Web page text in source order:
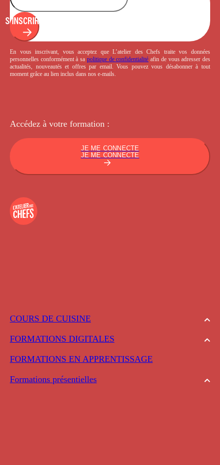
COURS DE CUISINE
FORMATIONS DIGITALES
FORMATIONS EN APPRENTISSAGE
Formations présentielles
S'INSCRIRE
En vous inscrivant, vous acceptez que L’atelier des Chefs traite vos données
personnelles conformément à sa politique de confidentialité afin de vous adresser des
actualités, nouveautés et offres par email. Vous pouvez vous désabonner à tout
moment grâce au lien inclus dans nos e-mails.
Accédez à votre formation :
JE ME CONNECTE
JE ME CONNECTE